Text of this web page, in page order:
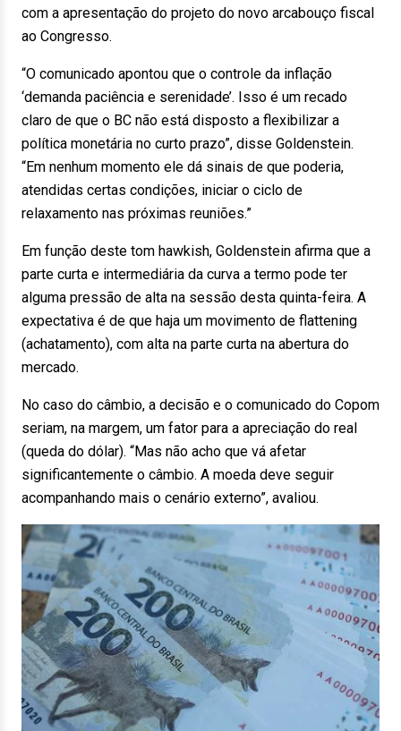
com a apresentação do projeto do novo arcabouço fiscal
ao Congresso.
“O comunicado apontou que o controle da inflação
‘demanda paciência e serenidade’. Isso é um recado
claro de que o BC não está disposto a flexibilizar a
política monetária no curto prazo”, disse Goldenstein.
“Em nenhum momento ele dá sinais de que poderia,
atendidas certas condições, iniciar o ciclo de
relaxamento nas próximas reuniões.”
Em função deste tom hawkish, Goldenstein afirma que a
parte curta e intermediária da curva a termo pode ter
alguma pressão de alta na sessão desta quinta-feira. A
expectativa é de que haja um movimento de flattening
(achatamento), com alta na parte curta na abertura do
mercado.
No caso do câmbio, a decisão e o comunicado do Copom
seriam, na margem, um fator para a apreciação do real
(queda do dólar). “Mas não acho que vá afetar
significantemente o câmbio. A moeda deve seguir
acompanhando mais o cenário externo”, avaliou.